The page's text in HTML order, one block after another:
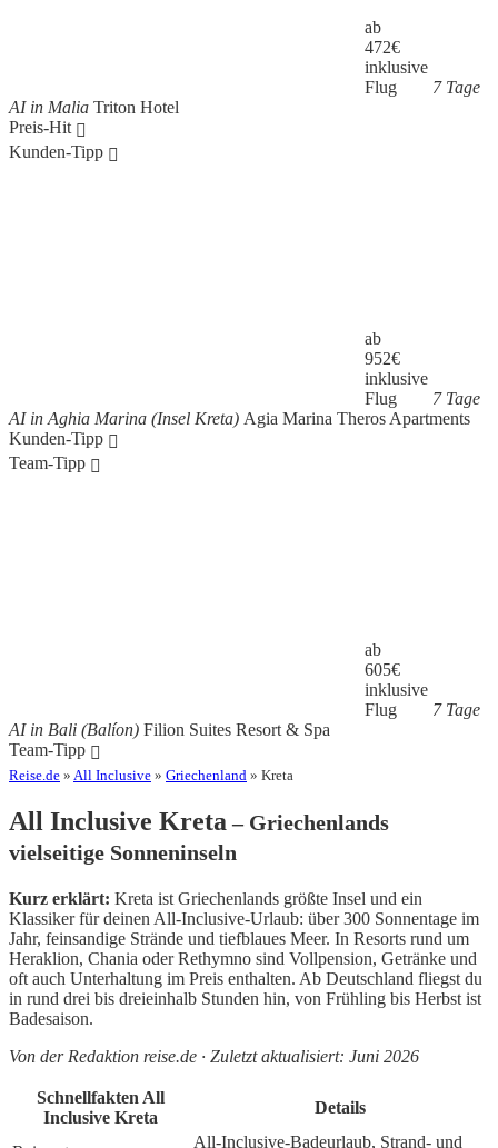
ab
472€
inklusive
Flug
7 Tage
AI in Malia Triton Hotel
Preis-Hit
Kunden-Tipp
ab
952€
inklusive
Flug
7 Tage
AI in Aghia Marina (Insel Kreta) Agia Marina Theros Apartments
Kunden-Tipp
Team-Tipp
ab
605€
inklusive
Flug
7 Tage
AI in Bali (Balíon) Filion Suites Resort & Spa
Team-Tipp
Reise.de » All Inclusive » Griechenland » Kreta
All Inclusive Kreta – Griechenlands
vielseitige Sonneninseln
Kurz erklärt: Kreta ist Griechenlands größte Insel und ein
Klassiker für deinen All-Inclusive-Urlaub: über 300 Sonnentage im
Jahr, feinsandige Strände und tiefblaues Meer. In Resorts rund um
Heraklion, Chania oder Rethymno sind Vollpension, Getränke und
oft auch Unterhaltung im Preis enthalten. Ab Deutschland fliegst du
in rund drei bis dreieinhalb Stunden hin, von Frühling bis Herbst ist
Badesaison.
Von der Redaktion reise.de · Zuletzt aktualisiert: Juni 2026
Schnellfakten All
Inclusive Kreta
Details
All-Inclusive-Badeurlaub, Strand- und